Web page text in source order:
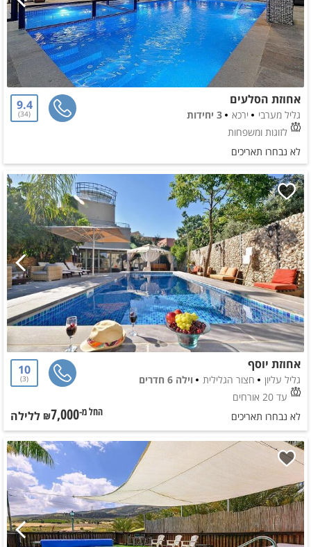
אחוזת הסלעים
גליל מערבי ירכא
3 יחידות
לזוגות ומשפחות
9.4
34
לא נבחרו תאריכים
אחוזת יוסף
גליל עליון חצור הגלילית
וילה 6 חדרים
עד 20 אורחים
10
3
לא נבחרו תאריכים החל מ-₪7,000 ללילה